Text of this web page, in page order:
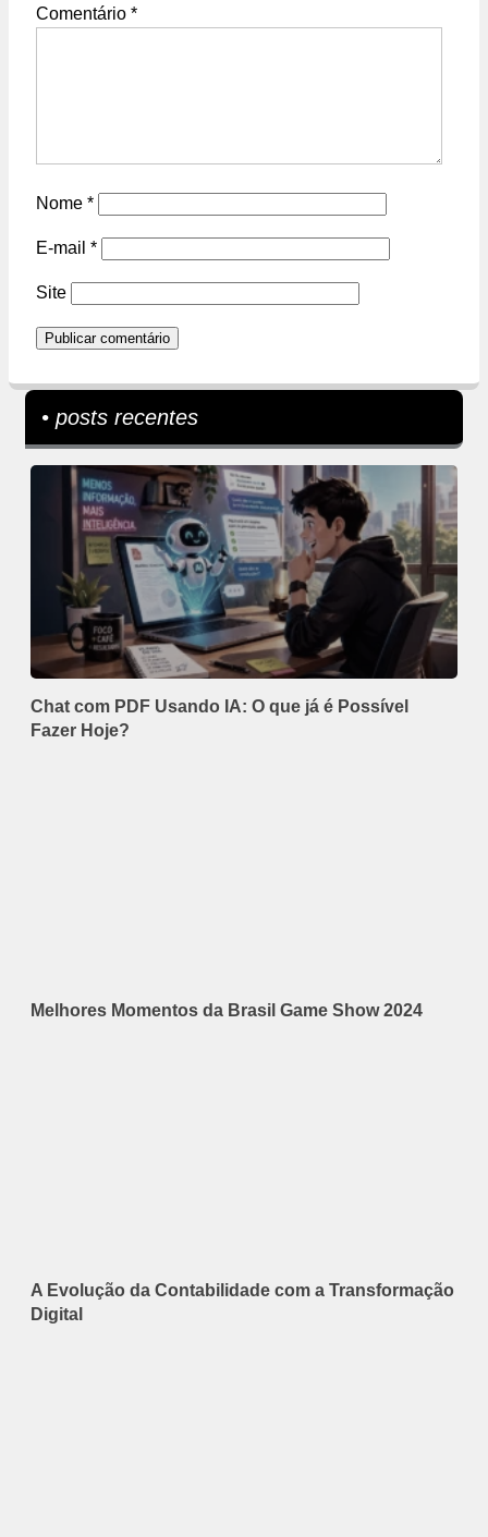
Comentário *
Nome *
E-mail *
Site
• posts recentes
Chat com PDF Usando IA: O que já é Possível
Fazer Hoje?
Melhores Momentos da Brasil Game Show 2024
A Evolução da Contabilidade com a Transformação
Digital